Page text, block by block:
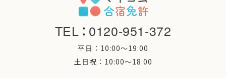
TEL：0120-951-372
平日：10:00〜19:00
土日祝：10:00〜18:00